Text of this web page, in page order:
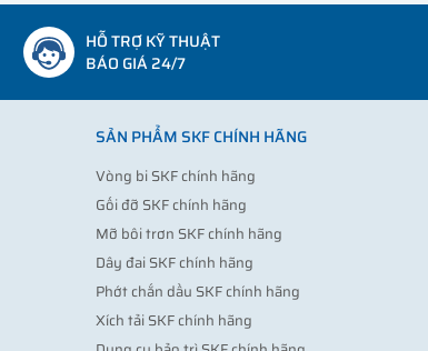
HỖ TRỢ KỸ THUẬT
BÁO GIÁ 24/7
SẢN PHẨM SKF CHÍNH HÃNG
Vòng bi SKF chính hãng
Gối đỡ SKF chính hãng
Mỡ bôi trơn SKF chính hãng
Dây đai SKF chính hãng
Phớt chắn dầu SKF chính hãng
Xích tải SKF chính hãng